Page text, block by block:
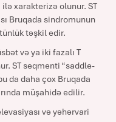
xarakterizə olunur. ST
Bruqada sindromunun
təşkil edir.
və ya iki fazalı T
ST seqmenti “saddle-
da daha çox Bruqada
müşahidə edilir.
və yəhərvari